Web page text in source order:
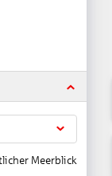
Meerblick